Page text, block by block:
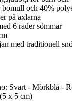
och 40%
på axlarna
6 rader sömmar
med traditionell
Svart - Mörkblå -
x 5 cm)